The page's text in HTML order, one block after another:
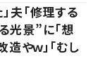
夫「修理する
光景”に「想
やｗ」「むし